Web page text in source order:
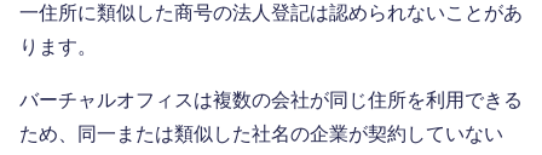
一住所に類似した商号の法人登記は認められないことがあ
ります。
バーチャルオフィスは複数の会社が同じ住所を利用できる
ため、同一または類似した社名の企業が契約していない